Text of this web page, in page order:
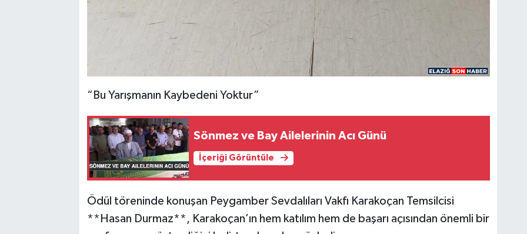
“Bu Yarışmanın Kaybedeni Yoktur”
Sönmez ve Bay Ailelerinin Acı Günü
İçeriği Görüntüle
Ödül töreninde konuşan Peygamber Sevdalıları Vakfı Karakoçan Temsilcisi
**Hasan Durmaz**, Karakoçan’ın hem katılım hem de başarı açısından önemli bir